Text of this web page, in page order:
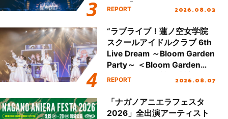
Final「NICE to meet YOU
ート!!
REPORT 2026.08.03
“ラブライブ！蓮ノ空女学院
スクールアイドルクラブ 6th
Live Dream ～Bloom Garden
Party～ ＜Bloom Garden
Party Stage／埼玉公演＞”
REPORT 2026.08.07
「ナガノアニエラフェスタ
2026」全出演アーティスト